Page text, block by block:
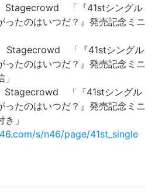
Stagecrowd 「『41stシングル
ったのはいつだ？』発売記念ミニ
Stagecrowd 「『41stシングル
ったのはいつだ？』発売記念ミニ
Stagecrowd 「『41stシングル
ったのはいつだ？』発売記念ミニ
」
s/n46/page/41st_single